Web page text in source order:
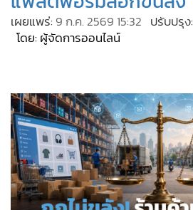
• บันเทิง
ผู้จัดการรายวัน
• ละคร
• CbizReview
• Cyber BIZ
• ผู้จัดกวน
• Good health & Well-being
• Green Innovation & SD
เผยแพร่: 9 ก.ค. 2569 15:32 ปรับปรุง:
โดย: ผู้จัดการออนไลน์